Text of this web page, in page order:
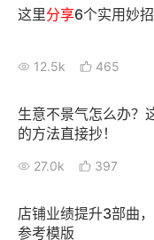
智库
品牌消费观
新零售资讯
培训课程
这里分享6个实用妙招
12.5k 465
生意不景气怎么办？
的方法直接抄！
27.0k 397
店铺业绩提升3部曲，
参考模版